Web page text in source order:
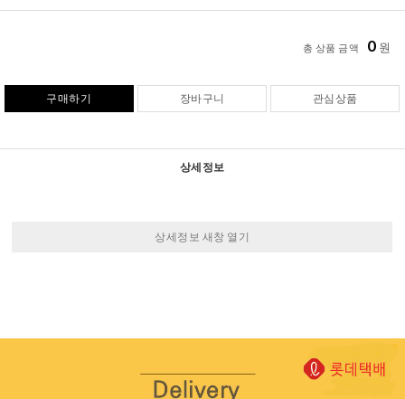
총 상품 금액 0 원
구매하기 장바구니 관심상품
상세정보
상세정보 새창 열기